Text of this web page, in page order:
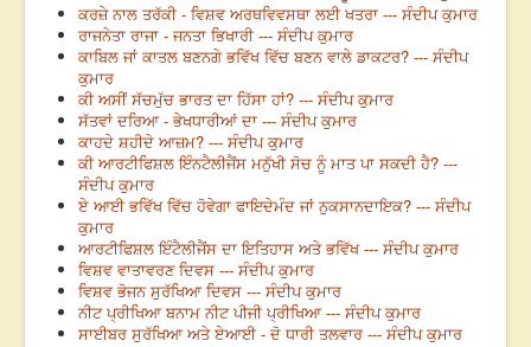
ਕਰਜ਼ੇ ਨਾਲ ਤਰੱਕੀ - ਵਿਸ਼ਵ ਅਰਥਵਿਵਸਥਾ ਲਈ ਖਤਰਾ --- ਸੰਦੀਪ ਕੁਮਾਰ
ਰਾਜਨੇਤਾ ਰਾਜਾ - ਜਨਤਾ ਭਿਖਾਰੀ --- ਸੰਦੀਪ ਕੁਮਾਰ
ਕਾਬਿਲ ਜਾਂ ਕਾਤਲ ਬਣਨਗੇ ਭਵਿੱਖ ਵਿੱਚ ਬਣਨ ਵਾਲੇ ਡਾਕਟਰ? --- ਸੰਦੀਪ
ਕੁਮਾਰ
ਕੀ ਅਸੀਂ ਸੱਚਮੁੱਚ ਭਾਰਤ ਦਾ ਹਿੱਸਾ ਹਾਂ? --- ਸੰਦੀਪ ਕੁਮਾਰ
ਸੱਤਵਾਂ ਦਰਿਆ - ਭੇਖਧਾਰੀਆਂ ਦਾ --- ਸੰਦੀਪ ਕੁਮਾਰ
ਕਾਹਦੇ ਸ਼ਹੀਦੇ ਆਜ਼ਮ? --- ਸੰਦੀਪ ਕੁਮਾਰ
ਕੀ ਆਰਟੀਫਿਸ਼ਲ ਇੰਨਟੈਲੀਜੈਂਸ ਮਨੁੱਖੀ ਸੋਚ ਨੂੰ ਮਾਤ ਪਾ ਸਕਦੀ ਹੈ? ---
ਸੰਦੀਪ ਕੁਮਾਰ
ਏ ਆਈ ਭਵਿੱਖ ਵਿੱਚ ਹੋਵੇਗਾ ਫਾਇਦੇਮੰਦ ਜਾਂ ਨੁਕਸਾਨਦਾਇਕ? --- ਸੰਦੀਪ
ਕੁਮਾਰ
ਆਰਟੀਫਿਸ਼ਲ ਇੰਟੈਲੀਜੈਂਸ ਦਾ ਇਤਿਹਾਸ ਅਤੇ ਭਵਿੱਖ --- ਸੰਦੀਪ ਕੁਮਾਰ
ਵਿਸ਼ਵ ਵਾਤਾਵਰਣ ਦਿਵਸ --- ਸੰਦੀਪ ਕੁਮਾਰ
ਵਿਸ਼ਵ ਭੋਜਨ ਸੁਰੱਖਿਆ ਦਿਵਸ --- ਸੰਦੀਪ ਕੁਮਾਰ
ਨੀਟ ਪ੍ਰੀਖਿਆ ਬਨਾਮ ਨੀਟ ਪੀਜੀ ਪ੍ਰੀਖਿਆ --- ਸੰਦੀਪ ਕੁਮਾਰ
ਸਾਈਬਰ ਸੁਰੱਖਿਆ ਅਤੇ ਏਆਈ - ਦੋ ਧਾਰੀ ਤਲਵਾਰ --- ਸੰਦੀਪ ਕੁਮਾਰ